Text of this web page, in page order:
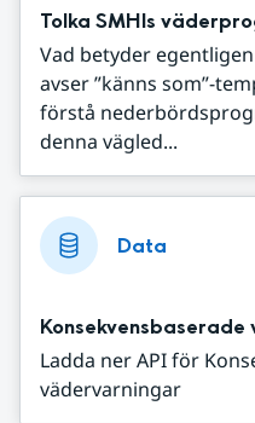
Tolka SMHIs
Vad betyder
avser ”känns som”-
förstå
denna vägled...
Data
Ladda ner API för
vädervarningar